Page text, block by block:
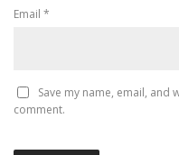
Email *
Save my name, email, and
comment.